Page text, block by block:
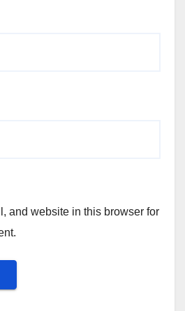
and website in this browser for